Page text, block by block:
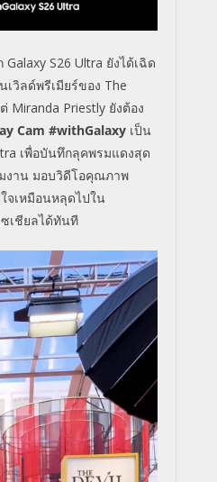
Galaxy S26 Ultra ยังได้เฉิด
เวิลด์พรีเมียร์ของ The
Miranda Priestly ยังต้อง
Cam #withGalaxy เป็น
เพื่อบันทึกลุคพรมแดงสุด
งาน มอบวิดีโอคุณภาพ
จเหมือนหลุดไปใน
เชียลได้ทันที